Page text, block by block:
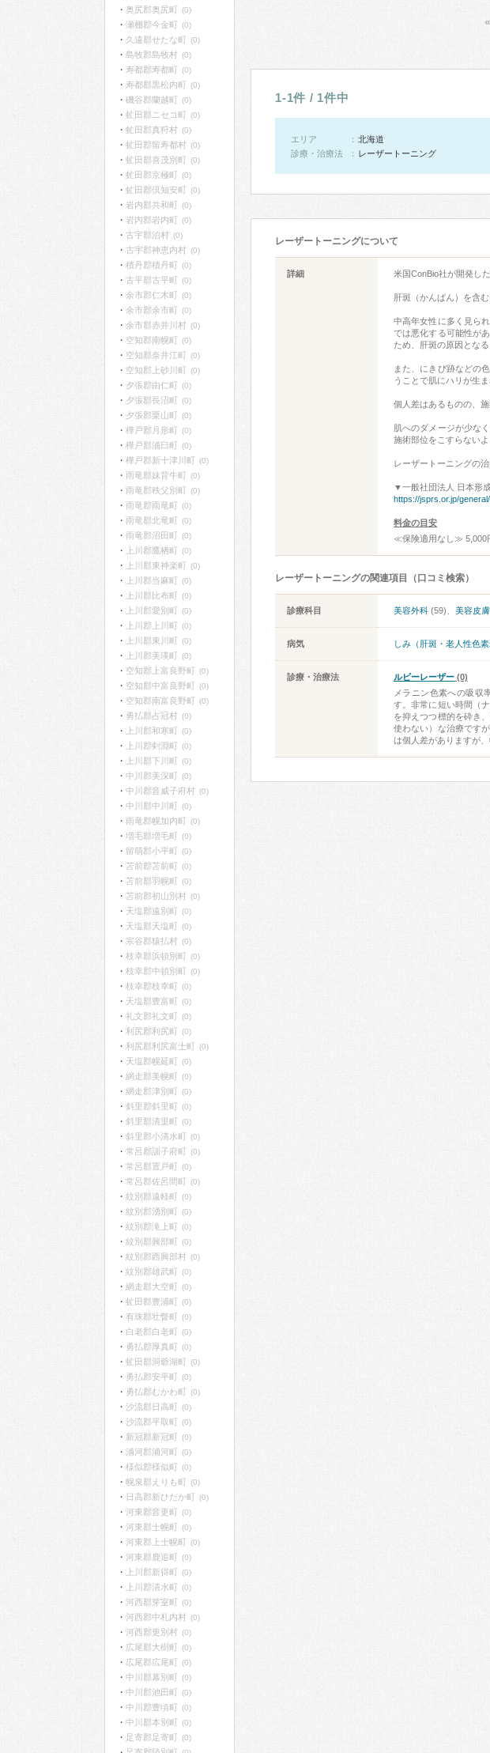
«
1-1件 / 1件中
エリア
北海道
診療・治療法
レーザートーニング
レーザートーニングについて
詳細 米国ConBio社が開発し
肝斑（かんぱん）を含
中高年女性に多く見ら
では悪化する可能性が
ため、肝斑の原因とな
また、にきび跡などの
うことで肌にハリが生
個人差はあるものの、
肌へのダメージが少な
施術部位をこすらないよ
レーザートーニングの
▼一般社団法人 日本形
https://jsprs.or.jp/
料金の目安
≪保険適用なし≫ 5,000
レーザートーニングの関連項目（口コミ検索）
診療科目 美容外科 (59)、 美容皮
病気 しみ（肝斑・老人性色素
診療・治療法 ルビーレーザー (0)
メラニン色素への吸収
す。非常に短い時間（
を抑えつつ標的を砕き
使わない）な治療です
は個人差がありますが
奥尻郡奥尻町 (0)
瀬棚郡今金町 (0)
久遠郡せたな町 (0)
島牧郡島牧村 (0)
寿都郡寿都町 (0)
寿都郡黒松内町 (0)
磯谷郡蘭越町 (0)
虻田郡ニセコ町 (0)
虻田郡真狩村 (0)
虻田郡留寿都村 (0)
虻田郡喜茂別町 (0)
虻田郡京極町 (0)
虻田郡倶知安町 (0)
岩内郡共和町 (0)
岩内郡岩内町 (0)
古宇郡泊村 (0)
古宇郡神恵内村 (0)
積丹郡積丹町 (0)
古平郡古平町 (0)
余市郡仁木町 (0)
余市郡余市町 (0)
余市郡赤井川村 (0)
空知郡南幌町 (0)
空知郡奈井江町 (0)
空知郡上砂川町 (0)
夕張郡由仁町 (0)
夕張郡長沼町 (0)
夕張郡栗山町 (0)
樺戸郡月形町 (0)
樺戸郡浦臼町 (0)
樺戸郡新十津川町 (0)
雨竜郡妹背牛町 (0)
雨竜郡秩父別町 (0)
雨竜郡雨竜町 (0)
雨竜郡北竜町 (0)
雨竜郡沼田町 (0)
上川郡鷹栖町 (0)
上川郡東神楽町 (0)
上川郡当麻町 (0)
上川郡比布町 (0)
上川郡愛別町 (0)
上川郡上川町 (0)
上川郡東川町 (0)
上川郡美瑛町 (0)
空知郡上富良野町 (0)
空知郡中富良野町 (0)
空知郡南富良野町 (0)
勇払郡占冠村 (0)
上川郡和寒町 (0)
上川郡剣淵町 (0)
上川郡下川町 (0)
中川郡美深町 (0)
中川郡音威子府村 (0)
中川郡中川町 (0)
雨竜郡幌加内町 (0)
増毛郡増毛町 (0)
留萌郡小平町 (0)
苫前郡苫前町 (0)
苫前郡羽幌町 (0)
苫前郡初山別村 (0)
天塩郡遠別町 (0)
天塩郡天塩町 (0)
宗谷郡猿払村 (0)
枝幸郡浜頓別町 (0)
枝幸郡中頓別町 (0)
枝幸郡枝幸町 (0)
天塩郡豊富町 (0)
礼文郡礼文町 (0)
利尻郡利尻町 (0)
利尻郡利尻富士町 (0)
天塩郡幌延町 (0)
網走郡美幌町 (0)
網走郡津別町 (0)
斜里郡斜里町 (0)
斜里郡清里町 (0)
斜里郡小清水町 (0)
常呂郡訓子府町 (0)
常呂郡置戸町 (0)
常呂郡佐呂間町 (0)
紋別郡遠軽町 (0)
紋別郡湧別町 (0)
紋別郡滝上町 (0)
紋別郡興部町 (0)
紋別郡西興部村 (0)
紋別郡雄武町 (0)
網走郡大空町 (0)
虻田郡豊浦町 (0)
有珠郡壮瞥町 (0)
白老郡白老町 (0)
勇払郡厚真町 (0)
虻田郡洞爺湖町 (0)
勇払郡安平町 (0)
勇払郡むかわ町 (0)
沙流郡日高町 (0)
沙流郡平取町 (0)
新冠郡新冠町 (0)
浦河郡浦河町 (0)
様似郡様似町 (0)
幌泉郡えりも町 (0)
日高郡新ひだか町 (0)
河東郡音更町 (0)
河東郡士幌町 (0)
河東郡上士幌町 (0)
河東郡鹿追町 (0)
上川郡新得町 (0)
上川郡清水町 (0)
河西郡芽室町 (0)
河西郡中札内村 (0)
河西郡更別村 (0)
広尾郡大樹町 (0)
広尾郡広尾町 (0)
中川郡幕別町 (0)
中川郡池田町 (0)
中川郡豊頃町 (0)
中川郡本別町 (0)
足寄郡足寄町 (0)